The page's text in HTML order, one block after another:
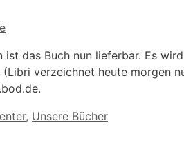
das Buch nun lieferbar. Es
verzeichnet heute morgen
, Unsere Bücher